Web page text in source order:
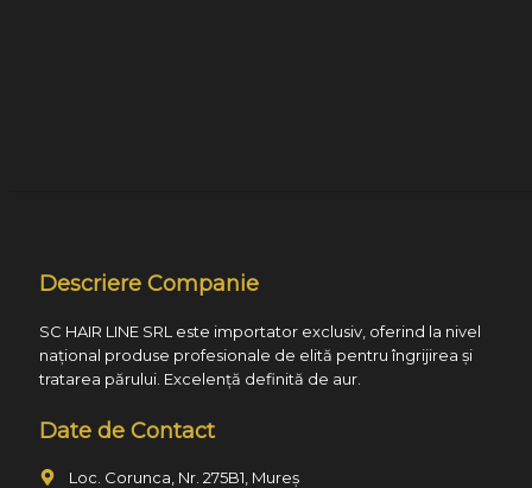
Descriere Companie
SC HAIR LINE SRL este importator exclusiv, oferind la nivel
național produse profesionale de elită pentru îngrijirea și
tratarea părului. Excelență definită de aur.
Date de Contact
Loc. Corunca, Nr. 275B1, Mureș